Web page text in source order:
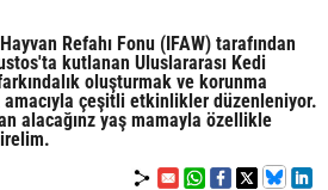
Refahı Fonu (IFAW) tarafından
kutlanan Uluslararası Kedi
oluşturmak ve korunma
çeşitli etkinlikler düzenleniyor.
alacağınz yaş mamayla özellikle